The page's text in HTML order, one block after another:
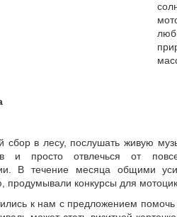
сбор в лесу, послушать живую
и просто отвлечься от
В течение месяца общими
продумывали конкурсы для
к нам с предложением